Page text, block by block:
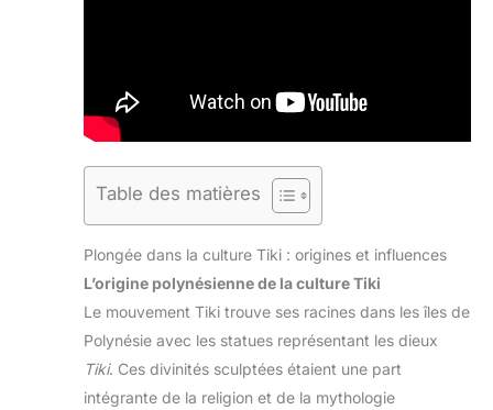
Table des matières
Plongée dans la culture Tiki : origines et influences
L’origine polynésienne de la culture Tiki
Le mouvement Tiki trouve ses racines dans les îles de
Polynésie avec les statues représentant les dieux
Tiki. Ces divinités sculptées étaient une part
intégrante de la religion et de la mythologie